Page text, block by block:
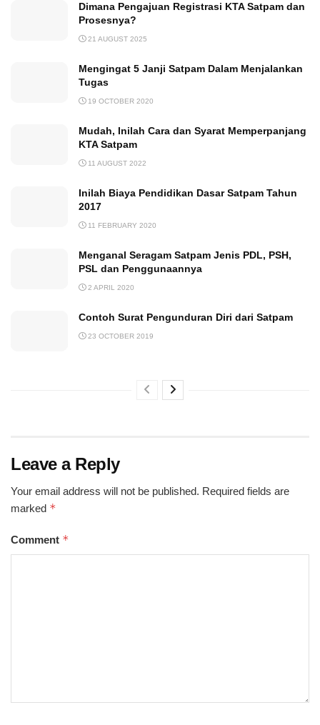
Dimana Pengajuan Registrasi KTA Satpam dan
Prosesnya?
21 AUGUST 2025
Mengingat 5 Janji Satpam Dalam Menjalankan
Tugas
19 OCTOBER 2020
Mudah, Inilah Cara dan Syarat Memperpanjang
KTA Satpam
11 AUGUST 2022
Inilah Biaya Pendidikan Dasar Satpam Tahun
2017
11 FEBRUARY 2020
Menganal Seragam Satpam Jenis PDL, PSH,
PSL dan Penggunaannya
2 APRIL 2020
Contoh Surat Pengunduran Diri dari Satpam
23 OCTOBER 2019
Leave a Reply
Your email address will not be published. Required fields are
marked *
Comment *